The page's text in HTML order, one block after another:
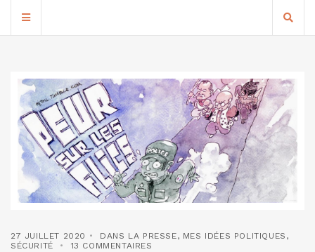
27 JUILLET 2020 DANS LA PRESSE, MES IDÉES POLITIQUES ,
SÉCURITÉ
13 COMMENTAIRES